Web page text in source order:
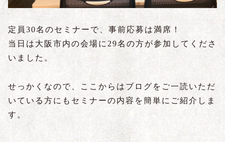
定員30名のセミナーで、事前応募は満席！
当日は大阪市内の会場に29名の方が参加してくださ
いました。
せっかくなので、ここからはブログをご一読いただ
いている方にもセミナーの内容を簡単にご紹介しま
す。